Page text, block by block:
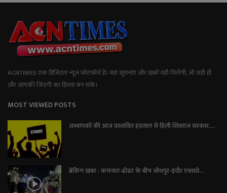
ACNTIMES एक डिजिटल न्यूज प्लेटफॉर्म है। यहां सूचनाएं और खबरें वही मिलेंगी, जो सही हों
और आपकी जिंदगी का हिस्सा बन सकें।
MOST VIEWED POSTS
अध्यापकों की आज प्रस्तावित हड़ताल से हिली शिवराज सरकार,...
ब्रेकिंग खबर : कचनारा-ढोढर के बीच जोधपुर-इंदौर एक्सप्रे...